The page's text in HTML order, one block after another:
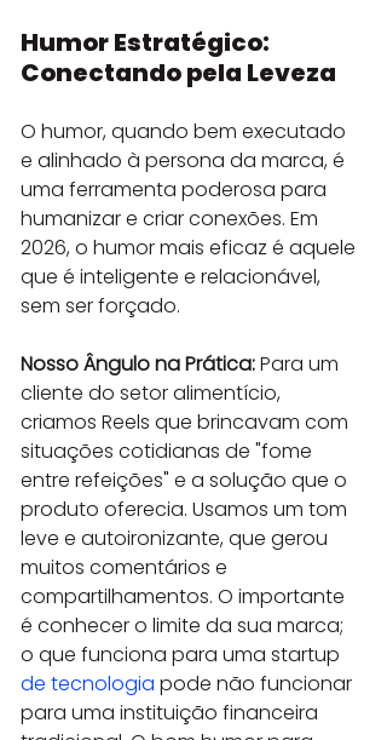
Humor Estratégico:
Conectando pela Leveza
O humor, quando bem executado
e alinhado à persona da marca, é
uma ferramenta poderosa para
humanizar e criar conexões. Em
2026, o humor mais eficaz é aquele
que é inteligente e relacionável,
sem ser forçado.
Nosso Ângulo na Prática: Para um
cliente do setor alimentício,
criamos Reels que brincavam com
situações cotidianas de "fome
entre refeições" e a solução que o
produto oferecia. Usamos um tom
leve e autoironizante, que gerou
muitos comentários e
compartilhamentos. O importante
é conhecer o limite da sua marca;
o que funciona para uma startup
de tecnologia pode não funcionar
para uma instituição financeira